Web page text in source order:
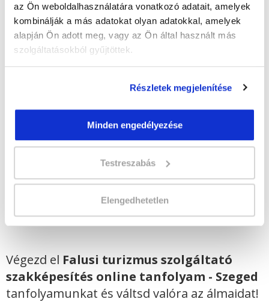
az Ön weboldalhasználatára vonatkozó adatait, amelyek
kombinálják a más adatokat olyan adatokkal, amelyek
alapján Ön adott meg, vagy az Ön által használt más
szolgáltatásokból gyűjtöttek.
Részletek megjelenítése
Minden engedélyezése
Testreszabás
Elengedhetetlen
" B " csoport
Időtartam:2-3 hónap
Indulás időpontja:2026-09-25
Képzés ára:110 000 Ft
egyösszegű befizetés esetén + minden
hallgatónk részére ajándék Esküvőszervező
tanfolyam 49.990 Ft értékben!
60 000 Ft
Jelentkezem!
Végezd el Falusi turizmus szolgáltató
szakképesítés online tanfolyam - Szeged
tanfolyamunkat és váltsd valóra az álmaidat!